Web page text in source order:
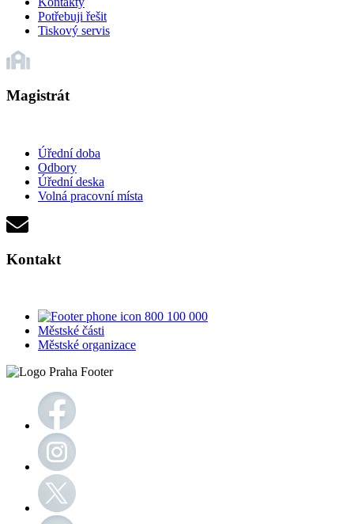
Potřebuji řešit
Tiskový servis
Magistrát
Úřední doba
Odbory
Úřední deska
Volná pracovní místa
Kontakt
800 100 000
Městské části
Městské organizace